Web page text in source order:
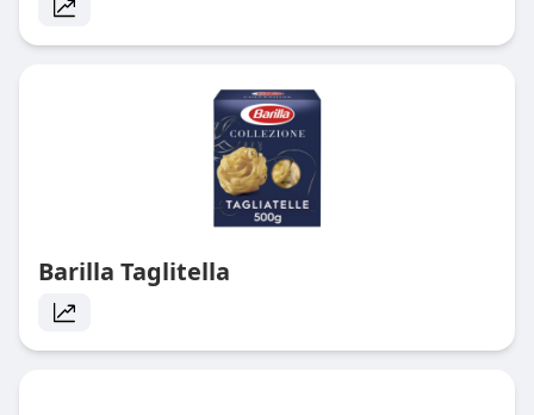
Barilla Taglitella